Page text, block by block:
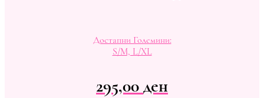
Достапни Големини:
S/M, L/XL
295,00ден